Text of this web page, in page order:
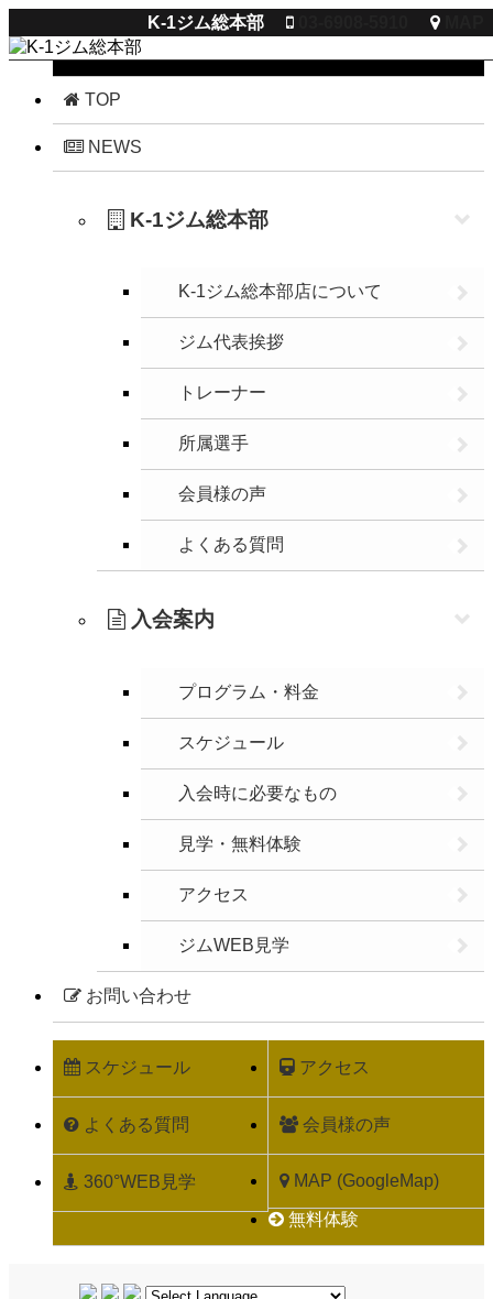
K-1ジム総本部
閉じる
TOP
NEWS
K-1ジム総本部
K-1ジム総本部店について
ジム代表挨拶
トレーナー
所属選手
会員様の声
よくある質問
入会案内
プログラム・料金
スケジュール
入会時に必要なもの
見学・無料体験
アクセス
ジムWEB見学
お問い合わせ
スケジュール アクセス
よくある質問 会員様の声
360°WEB見学 MAP (GoogleMap)
無料体験